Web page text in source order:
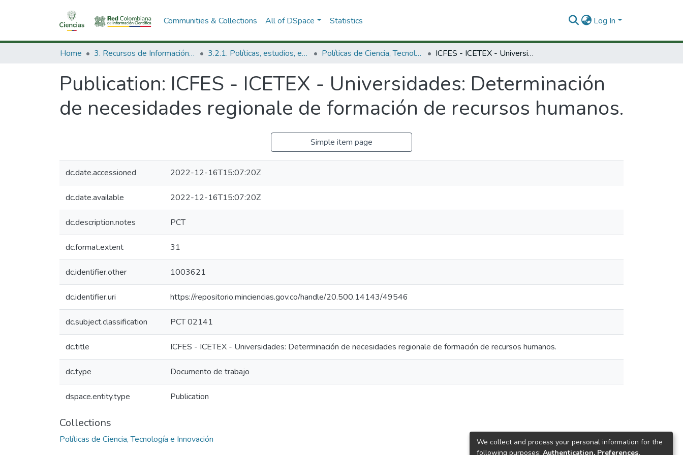
Communities & Collections All of DSpace Statistics Log In
Home 3. Recursos de Información Científica y Tecnológica 3.2.1. Políticas, estudios, evaluaciones e indicadores de CTeI Políticas de Ciencia, Tecnología e Innovación ICFES - ICETEX - Universidades: Determinación de necesidades regionale de formación de recursos humanos.
Publication: ICFES - ICETEX - Universidades: Determinación
de necesidades regionale de formación de recursos humanos.
Simple item page
dc.date.accessioned 2022-12-16T15:07:20Z
dc.date.available 2022-12-16T15:07:20Z
dc.description.notes PCT
dc.format.extent 31
dc.identifier.other 1003621
dc.identifier.uri https://repositorio.minciencias.gov.co/handle/20.500.14143/49546
dc.subject.classification PCT 02141
dc.title ICFES - ICETEX - Universidades: Determinación de necesidades regionale de formación de recursos humanos.
dc.type Documento de trabajo
dspace.entity.type Publication
Collections
Políticas de Ciencia, Tecnología e Innovación
We collect and process your personal information for the
following purposes: Authentication, Preferences,